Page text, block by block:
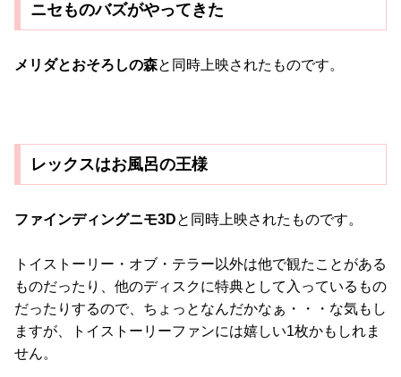
ニセものバズがやってきた
メリダとおそろしの森と同時上映されたものです。
レックスはお風呂の王様
ファインディングニモ3Dと同時上映されたものです。
トイストーリー・オブ・テラー以外は他で観たことがある
ものだったり、他のディスクに特典として入っているもの
だったりするので、ちょっとなんだかなぁ・・・な気もし
ますが、トイストーリーファンには嬉しい1枚かもしれま
せん。